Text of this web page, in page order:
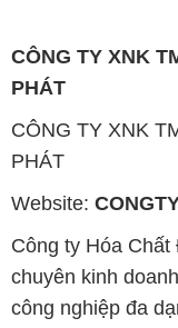
Website:
chuyên kinh
công nghiệp đa
dụng của khách
Chúng tôi cam
nhu cầu của
cao cấp cùng giá